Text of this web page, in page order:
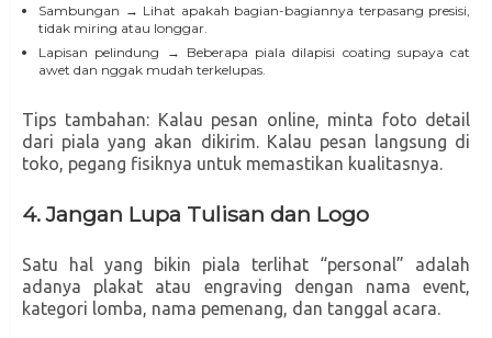
Sambungan → Lihat apakah bagian-bagiannya terpasang presisi,
tidak miring atau longgar.
Lapisan pelindung → Beberapa piala dilapisi coating supaya cat
awet dan nggak mudah terkelupas.
Tips tambahan: Kalau pesan online, minta foto detail
dari piala yang akan dikirim. Kalau pesan langsung di
toko, pegang fisiknya untuk memastikan kualitasnya.
4. Jangan Lupa Tulisan dan Logo
Satu hal yang bikin piala terlihat “personal” adalah
adanya plakat atau engraving dengan nama event,
kategori lomba, nama pemenang, dan tanggal acara.